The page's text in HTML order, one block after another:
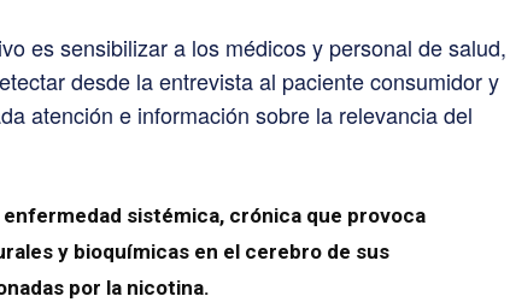
es sensibilizar a los médicos y personal de salud,
desde la entrevista al paciente consumidor y
atención e información sobre la relevancia del
enfermedad sistémica, crónica que provoca
y bioquímicas en el cerebro de sus
por la nicotina.